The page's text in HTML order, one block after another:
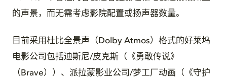
的声景，而无需考虑影院配置或扬声器数量。
目前采用杜比全景声（Dolby Atmos）格式的好莱坞
电影公司包括迪斯尼/皮克斯（《勇敢传说》
（Brave））、派拉蒙影业公司/梦工厂动画（《守护